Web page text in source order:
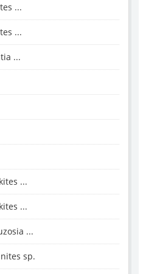
...
...
...
...
...
...
sp.